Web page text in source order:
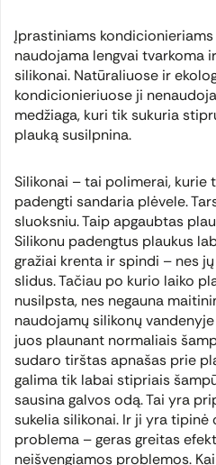
Įprastiniams
naudojama lengvai tvarkoma
silikonai. Natūraliuose ir
kondicionieriuose ji
medžiaga, kuri tik sukuria
plauką susilpnina.
Silikonai – tai polimerai, kurie
padengti sandaria plėvele.
sluoksniu. Taip apgaubtas
Silikonu padengtus plaukus
gražiai krenta ir spindi – nes
slidus. Tačiau po kurio laiko
nusilpsta, nes negauna
naudojamų silikonų
juos plaunant normaliais
sudaro tirštas apnašas prie
galima tik labai stipriais
sausina galvos odą. Tai yra
sukelia silikonai. Ir ji yra tipinė
problema – geras greitas
neišvengiamos problemos.